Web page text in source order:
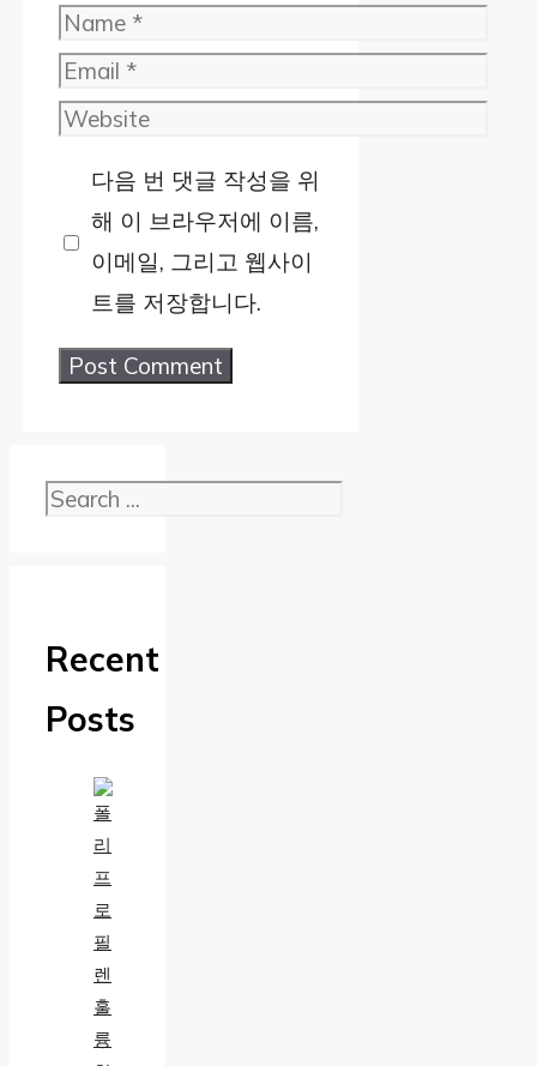
Name
Email
Website
다음 번 댓글 작성을 위
해 이 브라우저에 이름,
이메일, 그리고 웹사이
트를 저장합니다.
검색
Recent
Posts
훌
륭